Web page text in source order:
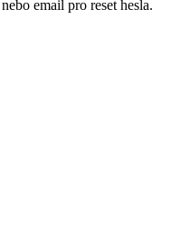
email pro reset hesla.